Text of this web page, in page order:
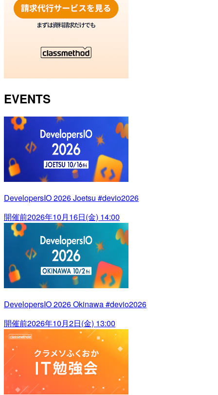
EVENTS
DevelopersIO 2026 Joetsu #devio2026
開催前2026年10月16日(金) 14:00
DevelopersIO 2026 Okinawa #devio2026
開催前2026年10月2日(金) 13:00